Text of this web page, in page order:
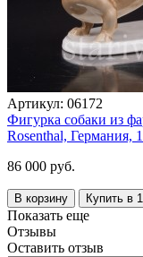
Артикул: 06172
Фигурка собаки из
Rosenthal, Германия,
86 000 руб.
В корзину Купить в
Показать еще
Отзывы
Оставить отзыв